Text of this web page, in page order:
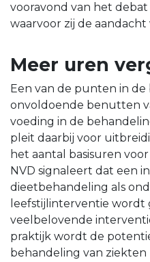
vooravond van het
waarvoor zij de aandacht
Meer uren
Een van de punten in
onvoldoende benutten
voeding in de
pleit daarbij voor
het aantal basisuren
NVD signaleert dat een
dieetbehandeling als
leefstijlinterventie wordt
veelbelovende
praktijk wordt de
behandeling van